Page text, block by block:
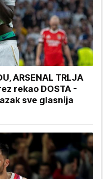
ARSENAL TRLJA
rekao DOSTA -
sve glasnija